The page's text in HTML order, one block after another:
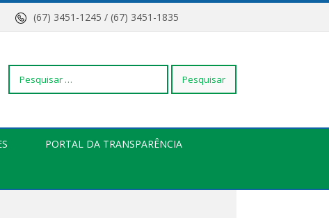
(67) 3451-1245 / (67) 3451-1835
Pesquisar
PORTAL DA TRANSPARÊNCIA